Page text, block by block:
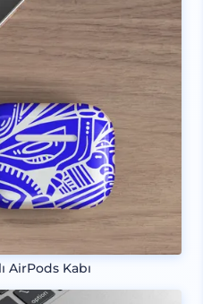
AirPods Kabı